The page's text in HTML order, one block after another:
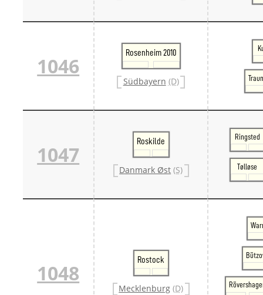
1046
Rosenheim 2010
Südbayern (D)
1047
Roskilde
Danmark Øst (S)
Ringsted
Tølløse
1048
Rostock
Mecklenburg (D)